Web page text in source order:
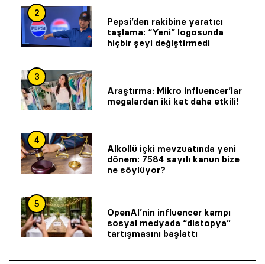
2
Pepsi’den rakibine yaratıcı
taşlama: “Yeni” logosunda
hiçbir şeyi değiştirmedi
3
Araştırma: Mikro influencer’lar
megalardan iki kat daha etkili!
4
Alkollü içki mevzuatında yeni
dönem: 7584 sayılı kanun bize
ne söylüyor?
5
OpenAI’nin influencer kampı
sosyal medyada “distopya”
tartışmasını başlattı